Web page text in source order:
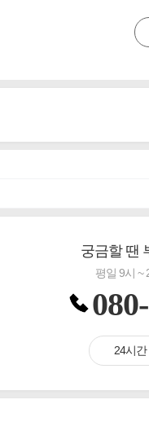
궁금할 땐
평일 9시 ~
24시